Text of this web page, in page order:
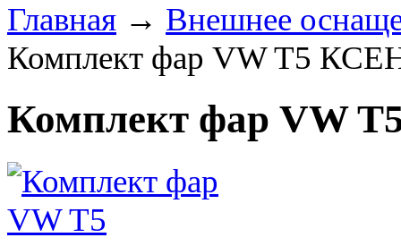
Главная → Внешнее
Комплект фар VW T5
Комплект фар VW